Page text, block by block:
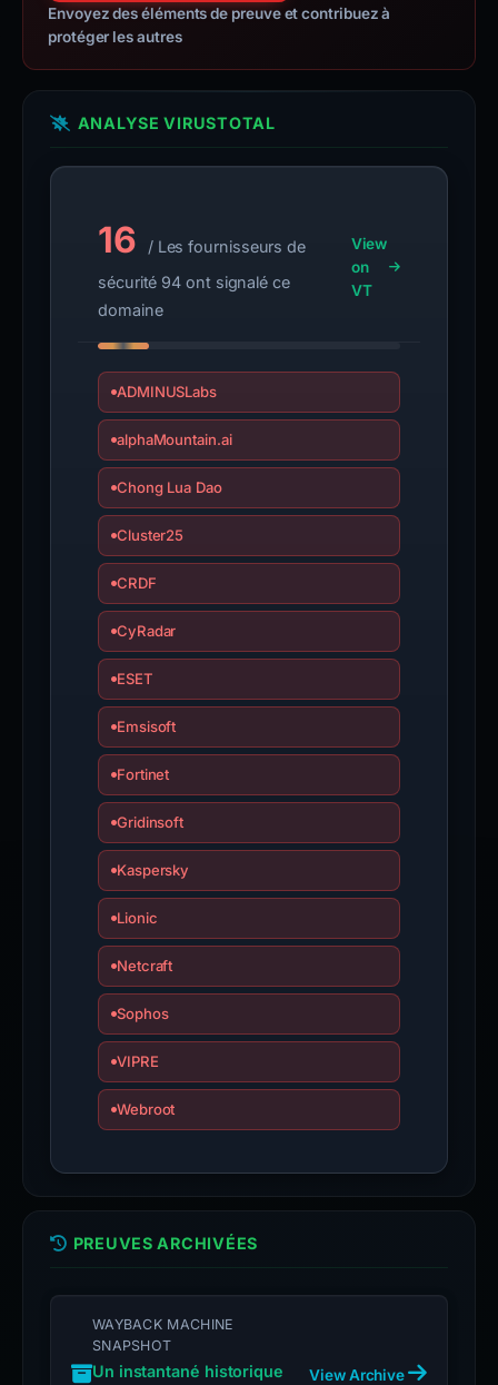
Envoyez des éléments de preuve et contribuez à
protéger les autres
ANALYSE VIRUSTOTAL
16
/ Les fournisseurs de
sécurité 94 ont signalé ce
domaine
View
on
VT
ADMINUSLabs
alphaMountain.ai
Chong Lua Dao
Cluster25
CRDF
CyRadar
ESET
Emsisoft
Fortinet
Gridinsoft
Kaspersky
Lionic
Netcraft
Sophos
VIPRE
Webroot
PREUVES ARCHIVÉES
WAYBACK MACHINE
SNAPSHOT
Un instantané historique
View Archive